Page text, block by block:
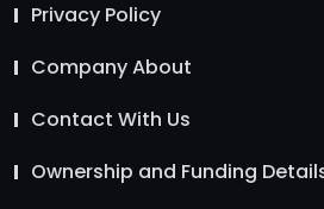
Privacy Policy
Company About
Contact With Us
Ownership and Funding